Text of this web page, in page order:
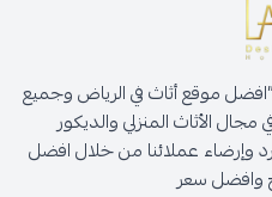
آي ديزاين هوم|A Design Home”افضل موقع أثاث في الرياض وجميع
الأثاث المنزلي والديكور
وإرضاء عملائنا من خلال افضل
وافضل سعر